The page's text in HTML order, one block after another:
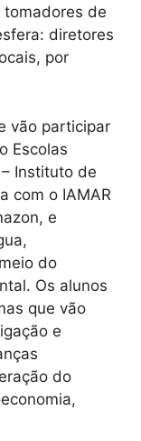
tomadores de
diretores
por
vão participar
Escolas
Instituto de
com o IAMAR
e
do
Os alunos
que vão
e
do